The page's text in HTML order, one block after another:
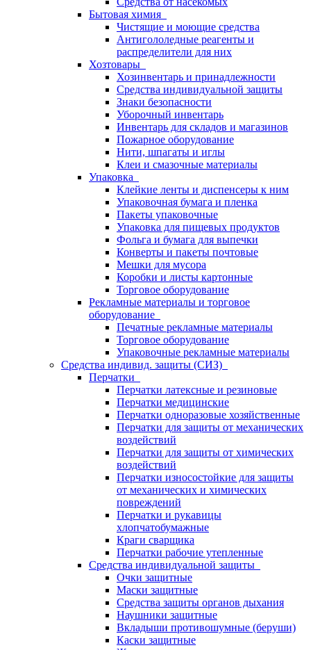
Бытовая химия
Чистящие и моющие средства
Антигололедные реагенты и
распределители для них
Хозтовары
Хозинвентарь и принадлежности
Средства индивидуальной защиты
Знаки безопасности
Уборочный инвентарь
Инвентарь для складов и магазинов
Пожарное оборудование
Нити, шпагаты и иглы
Клеи и смазочные материалы
Упаковка
Клейкие ленты и диспенсеры к ним
Упаковочная бумага и пленка
Пакеты упаковочные
Упаковка для пищевых продуктов
Фольга и бумага для выпечки
Конверты и пакеты почтовые
Мешки для мусора
Коробки и листы картонные
Торговое оборудование
Рекламные материалы и торговое
оборудование
Печатные рекламные материалы
Торговое оборудование
Упаковочные рекламные материалы
Средства индивид. защиты (СИЗ)
Перчатки
Перчатки латексные и резиновые
Перчатки медицинские
Перчатки одноразовые хозяйственные
Перчатки для защиты от механических
воздействий
Перчатки для защиты от химических
воздействий
Перчатки износостойкие для защиты
от механических и химических
повреждений
Перчатки и рукавицы
хлопчатобумажные
Краги сварщика
Перчатки рабочие утепленные
Средства индивидуальной защиты
Очки защитные
Маски защитные
Средства защиты органов дыхания
Наушники защитные
Вкладыши противошумные (беруши)
Каски защитные